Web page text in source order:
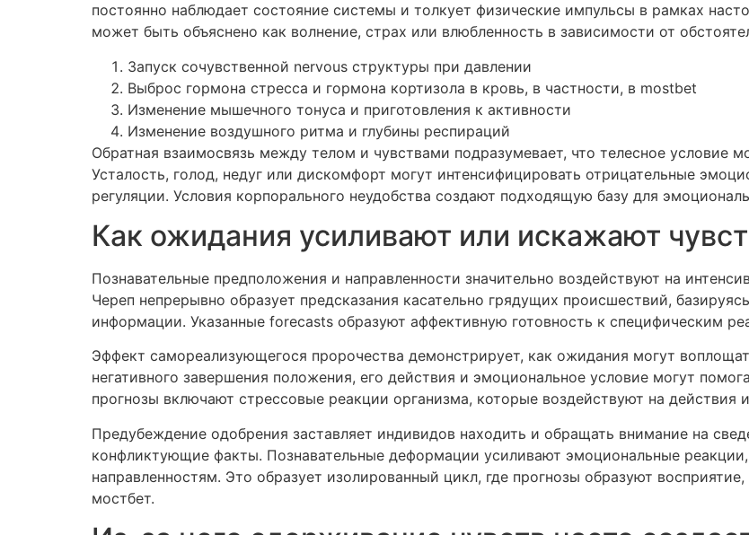
постоянно наблюдает состояние системы и толкует физические импульсы в рамках
может быть объяснено как волнение, страх или влюбленность в зависимости от
Запуск сочувственной nervous структуры при давлении
Выброс гормона стресса и гормона кортизола в кровь, в частности, в mostbet
Изменение мышечного тонуса и приготовления к активности
Изменение воздушного ритма и глубины респираций
Обратная взаимосвязь между телом и чувствами подразумевает, что телесное условие
Усталость, голод, недуг или дискомфорт могут интенсифицировать отрицательные
регуляции. Условия корпорального неудобства создают подходящую базу для
Как ожидания усиливают или искажают
Познавательные предположения и направленности значительно воздействуют на
Череп непрерывно образует предсказания касательно грядущих происшествий,
информации. Указанные forecasts образуют аффективную готовность к специфическим
Эффект самореализующегося пророчества демонстрирует, как ожидания могут
негативного завершения положения, его действия и эмоциональное условие могут
прогнозы включают стрессовые реакции организма, которые воздействуют на действия
Предубеждение одобрения заставляет индивидов находить и обращать внимание на
конфликтующие факты. Познавательные деформации усиливают эмоциональные
направленностям. Это образует изолированный цикл, где прогнозы образуют
мостбет.